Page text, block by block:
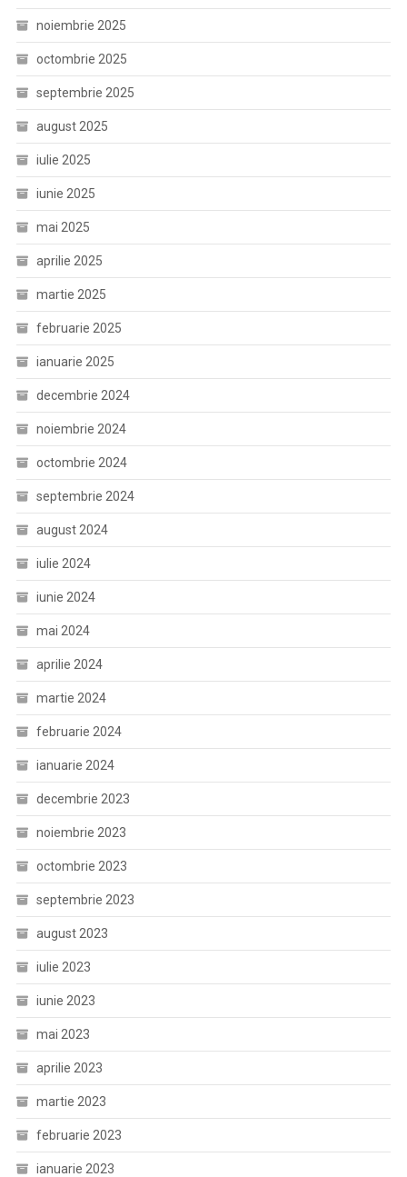
noiembrie 2025
octombrie 2025
septembrie 2025
august 2025
iulie 2025
iunie 2025
mai 2025
aprilie 2025
martie 2025
februarie 2025
ianuarie 2025
decembrie 2024
noiembrie 2024
octombrie 2024
septembrie 2024
august 2024
iulie 2024
iunie 2024
mai 2024
aprilie 2024
martie 2024
februarie 2024
ianuarie 2024
decembrie 2023
noiembrie 2023
octombrie 2023
septembrie 2023
august 2023
iulie 2023
iunie 2023
mai 2023
aprilie 2023
martie 2023
februarie 2023
ianuarie 2023